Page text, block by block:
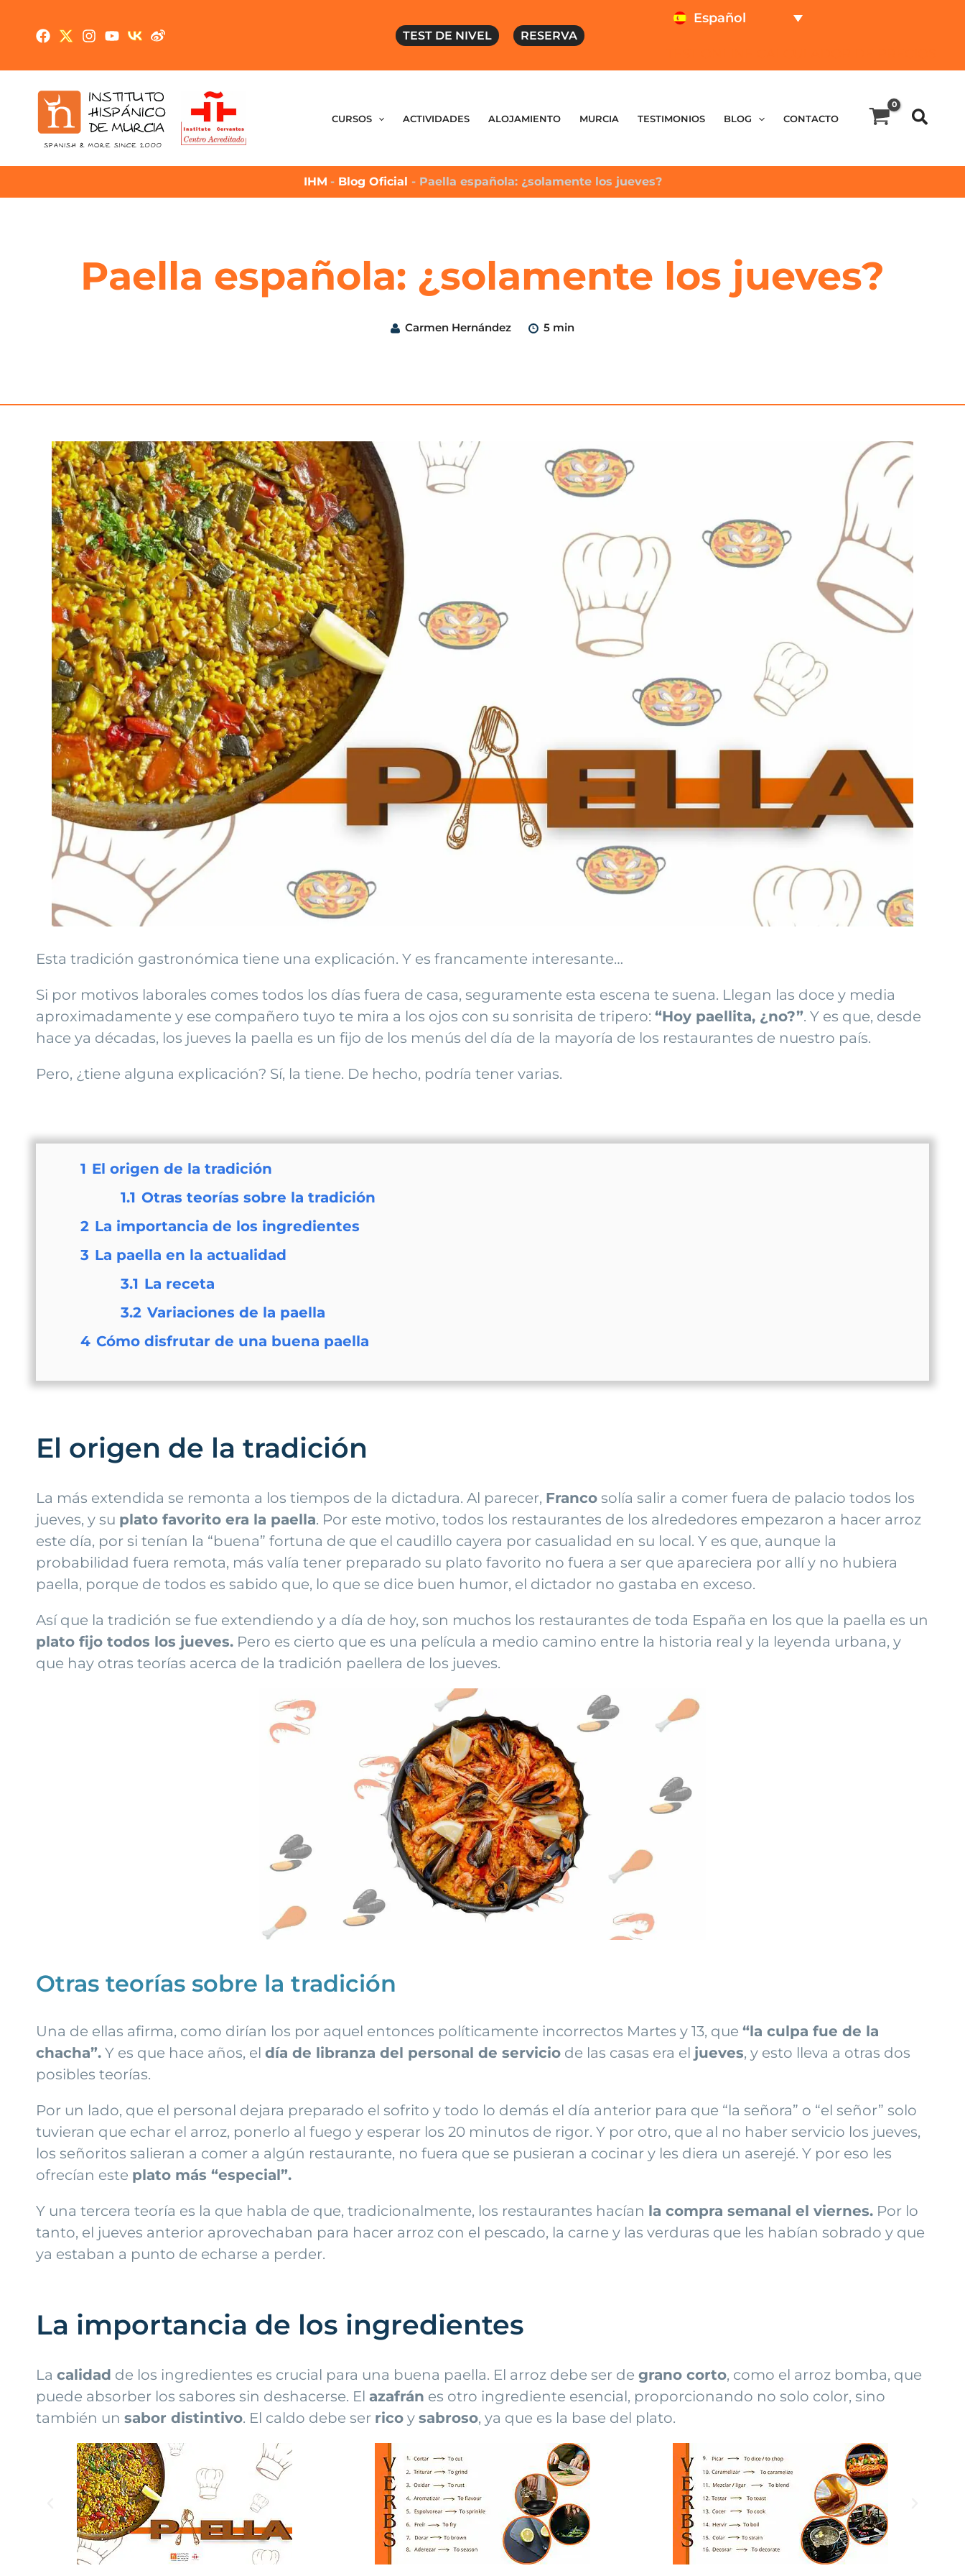
TEST DE NIVEL RESERVA
Español
CURSOS ACTIVIDADES ALOJAMIENTO MURCIA TESTIMONIOS BLOG CONTACTO
IHM - Blog Oficial - Paella española: ¿solamente los jueves?
Paella española: ¿solamente los jueves?
Carmen Hernández 5 min
Esta tradición gastronómica tiene una explicación. Y es francamente interesante…
Si por motivos laborales comes todos los días fuera de casa, seguramente esta escena te suena. Llegan las doce y media
aproximadamente y ese compañero tuyo te mira a los ojos con su sonrisita de tripero: “Hoy paellita, ¿no?”. Y es que, desde
hace ya décadas, los jueves la paella es un fijo de los menús del día de la mayoría de los restaurantes de nuestro país.
Pero, ¿tiene alguna explicación? Sí, la tiene. De hecho, podría tener varias.
1 El origen de la tradición
1.1 Otras teorías sobre la tradición
2 La importancia de los ingredientes
3 La paella en la actualidad
3.1 La receta
3.2 Variaciones de la paella
4 Cómo disfrutar de una buena paella
El origen de la tradición
La más extendida se remonta a los tiempos de la dictadura. Al parecer, Franco solía salir a comer fuera de palacio todos los
jueves, y su plato favorito era la paella. Por este motivo, todos los restaurantes de los alrededores empezaron a hacer arroz
este día, por si tenían la “buena” fortuna de que el caudillo cayera por casualidad en su local. Y es que, aunque la
probabilidad fuera remota, más valía tener preparado su plato favorito no fuera a ser que apareciera por allí y no hubiera
paella, porque de todos es sabido que, lo que se dice buen humor, el dictador no gastaba en exceso.
Así que la tradición se fue extendiendo y a día de hoy, son muchos los restaurantes de toda España en los que la paella es un
plato fijo todos los jueves. Pero es cierto que es una película a medio camino entre la historia real y la leyenda urbana, y
que hay otras teorías acerca de la tradición paellera de los jueves.
Otras teorías sobre la tradición
Una de ellas afirma, como dirían los por aquel entonces políticamente incorrectos Martes y 13, que “la culpa fue de la
chacha”. Y es que hace años, el día de libranza del personal de servicio de las casas era el jueves, y esto lleva a otras dos
posibles teorías.
Por un lado, que el personal dejara preparado el sofrito y todo lo demás el día anterior para que “la señora” o “el señor” solo
tuvieran que echar el arroz, ponerlo al fuego y esperar los 20 minutos de rigor. Y por otro, que al no haber servicio los jueves,
los señoritos salieran a comer a algún restaurante, no fuera que se pusieran a cocinar y les diera un aserejé. Y por eso les
ofrecían este plato más “especial”.
Y una tercera teoría es la que habla de que, tradicionalmente, los restaurantes hacían la compra semanal el viernes. Por lo
tanto, el jueves anterior aprovechaban para hacer arroz con el pescado, la carne y las verduras que les habían sobrado y que
ya estaban a punto de echarse a perder.
La importancia de los ingredientes
La calidad de los ingredientes es crucial para una buena paella. El arroz debe ser de grano corto, como el arroz bomba, que
puede absorber los sabores sin deshacerse. El azafrán es otro ingrediente esencial, proporcionando no solo color, sino
también un sabor distintivo. El caldo debe ser rico y sabroso, ya que es la base del plato.